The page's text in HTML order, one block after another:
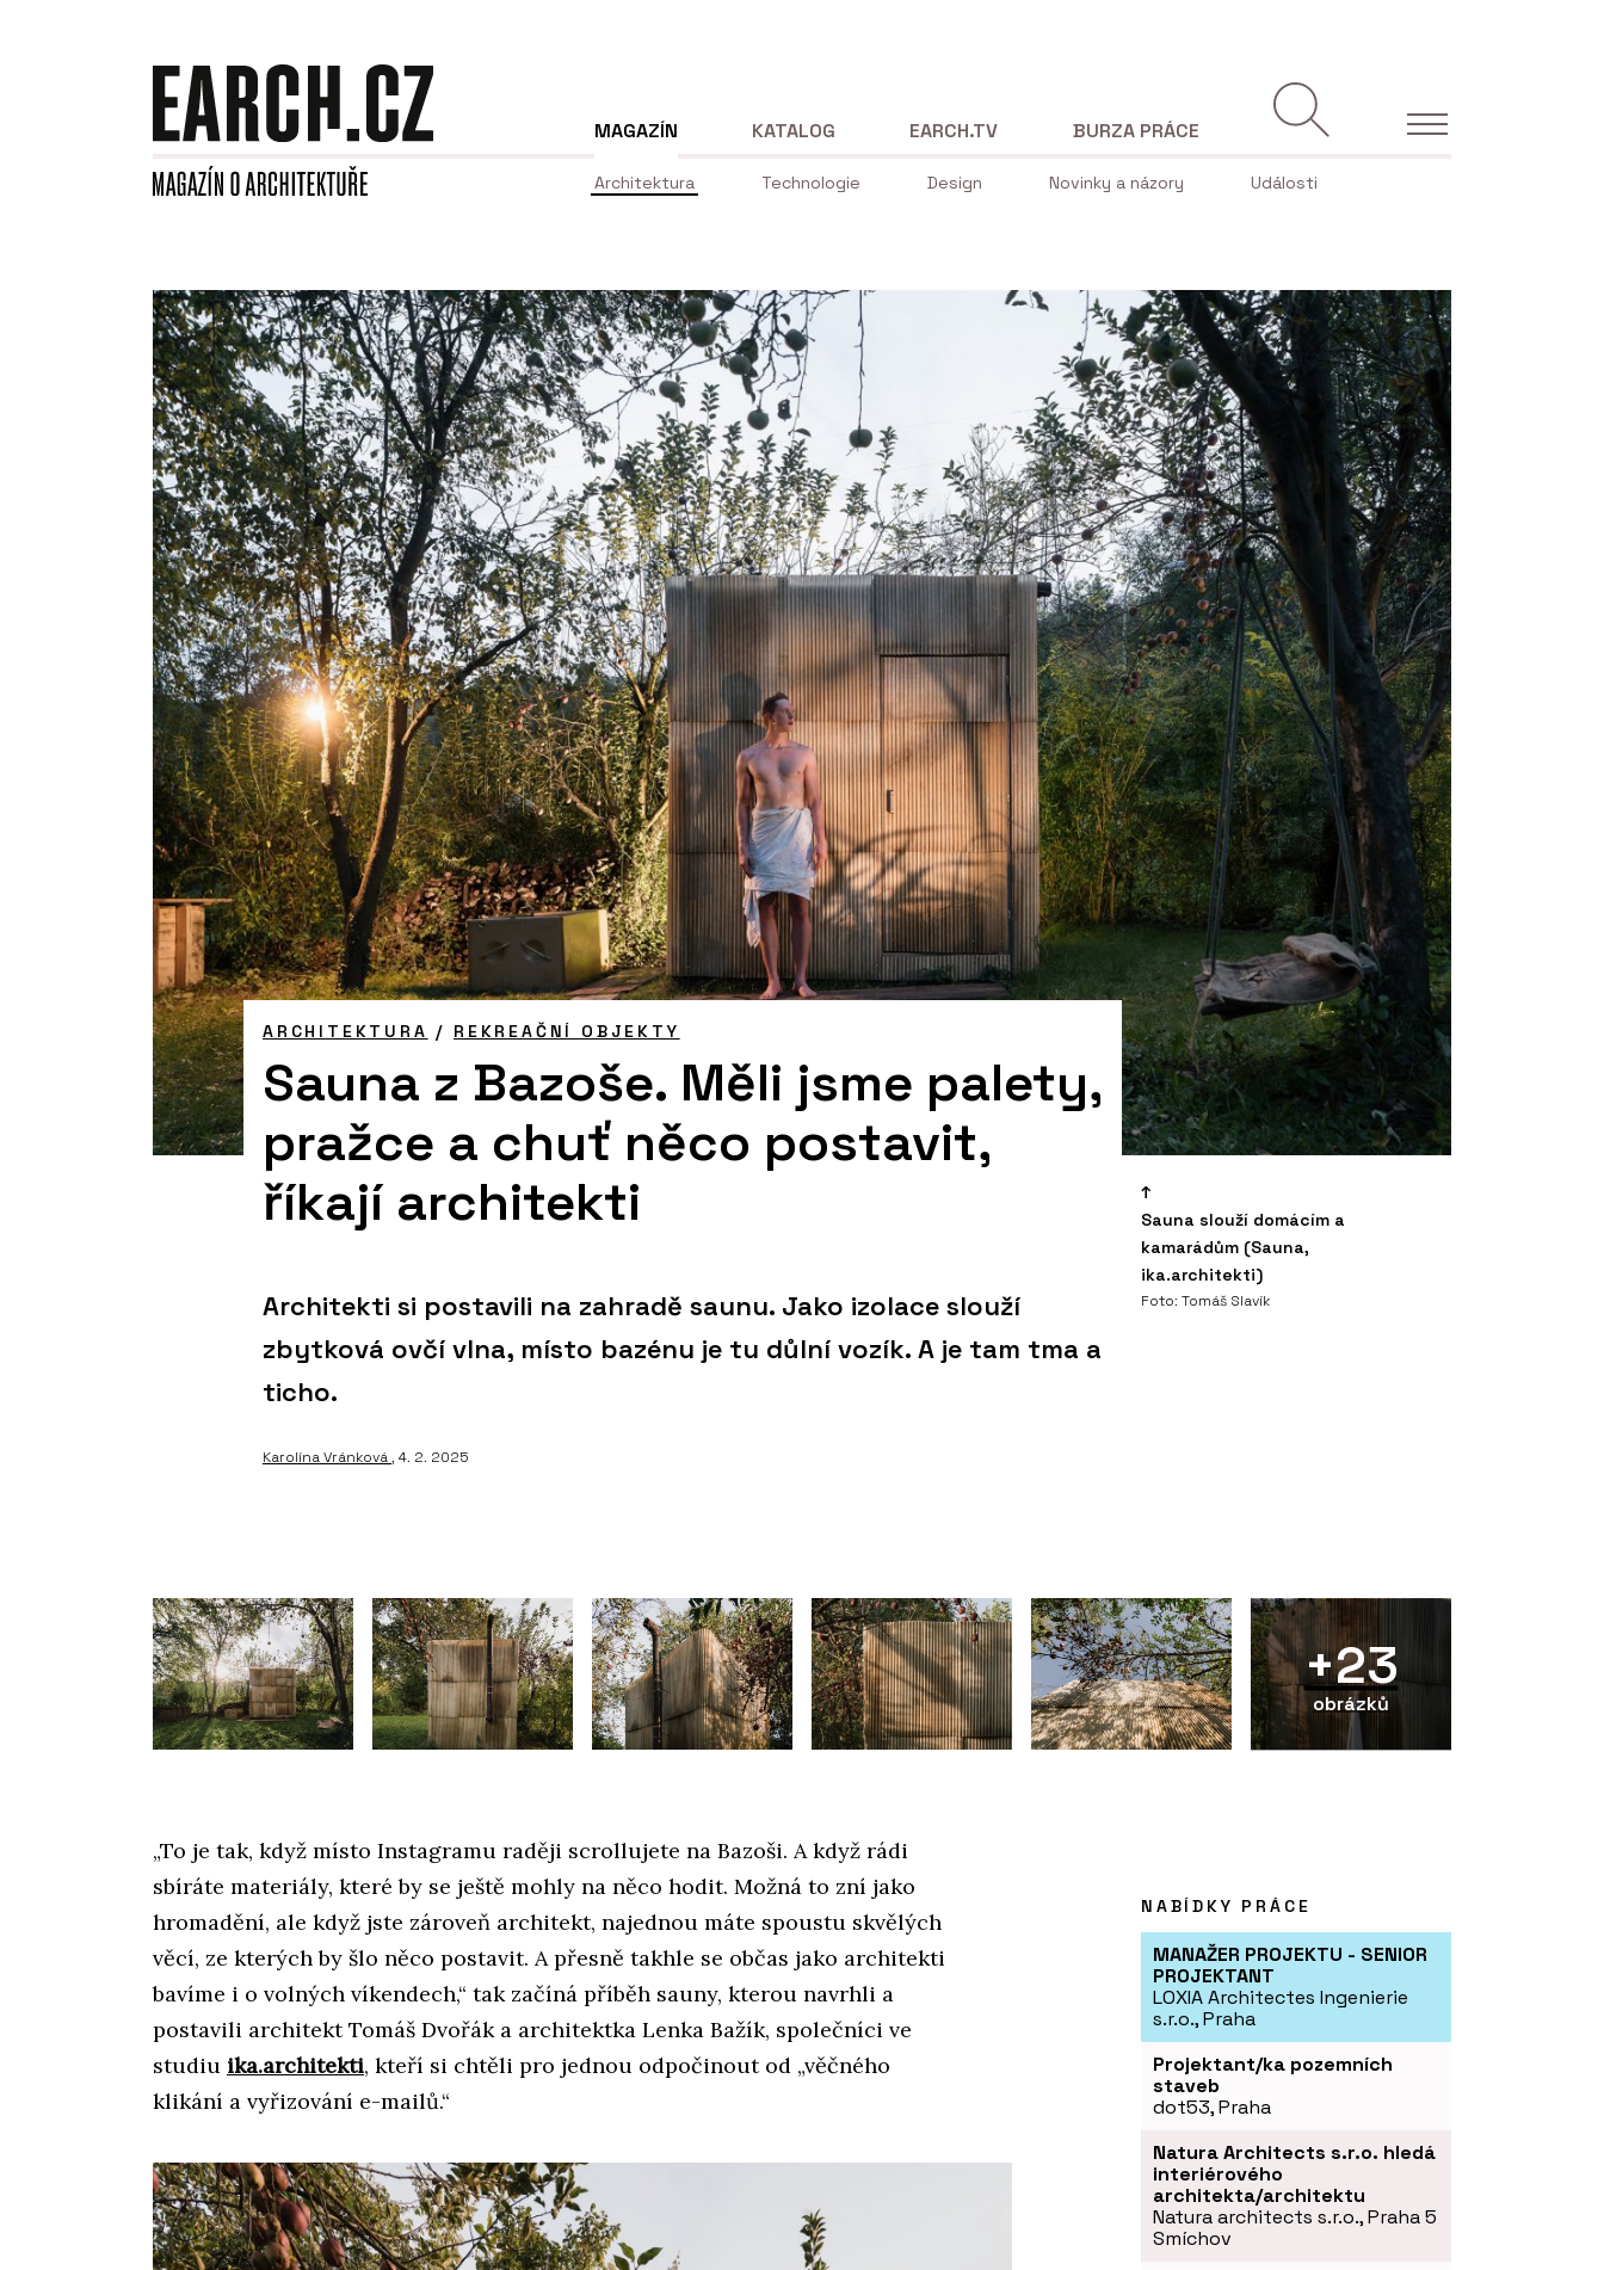
MAGAZÍN
Architektura Technologie Design Novinky a názory Události
KATALOG EARCH.TV BURZA PRÁCE
Sauna slouží domácím a
kamarádům (Sauna,
ika.architekti)
Foto: Tomáš Slavík
ARCHITEKTURA / REKREAČNÍ OBJEKTY
Sauna z Bazoše. Měli jsme palety,
pražce a chuť něco postavit,
říkají architekti
Architekti si postavili na zahradě saunu. Jako izolace slouží
zbytková ovčí vlna, místo bazénu je tu důlní vozík. A je tam tma a
ticho.
Karolína Vránková, 4. 2. 2025
+23
obrázků
„To je tak, když místo Instagramu raději scrollujete na Bazoši. A když rádi
sbíráte materiály, které by se ještě mohly na něco hodit. Možná to zní jako
hromadění, ale když jste zároveň architekt, najednou máte spoustu skvělých
věcí, ze kterých by šlo něco postavit. A přesně takhle se občas jako architekti
bavíme i o volných víkendech,“ tak začíná příběh sauny, kterou navrhli a
postavili architekt Tomáš Dvořák a architektka Lenka Bažík, společníci ve
studiu ika.architekti, kteří si chtěli pro jednou odpočinout od „věčného
klikání a vyřizování e-mailů.“
NABÍDKY PRÁCE
MANAŽER PROJEKTU - SENIOR
PROJEKTANT
LOXIA Architectes Ingenierie
s.r.o., Praha
Projektant/ka pozemních
staveb
dot53, Praha
Natura Architects s.r.o. hledá
interiérového
architekta/architektu
Natura architects s.r.o., Praha 5
Smíchov